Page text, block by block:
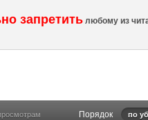
запретить любому из
Порядок по